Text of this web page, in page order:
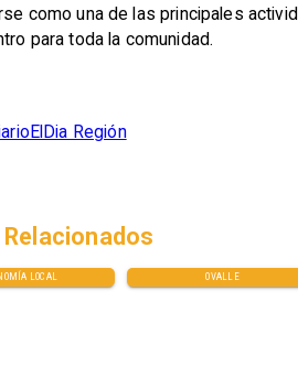
como una de las principales
para toda la comunidad.
Región
LOCAL OVALLE